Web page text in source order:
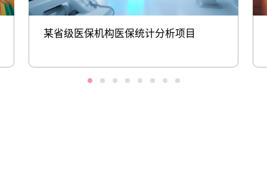
某省级医保机构医保统计分析项目